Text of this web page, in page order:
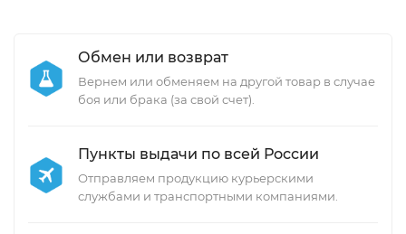
Обмен или возврат
Вернем или обменяем на другой товар в случае
боя или брака (за свой счет).
Пункты выдачи по всей России
Отправляем продукцию курьерскими
службами и транспортными компаниями.